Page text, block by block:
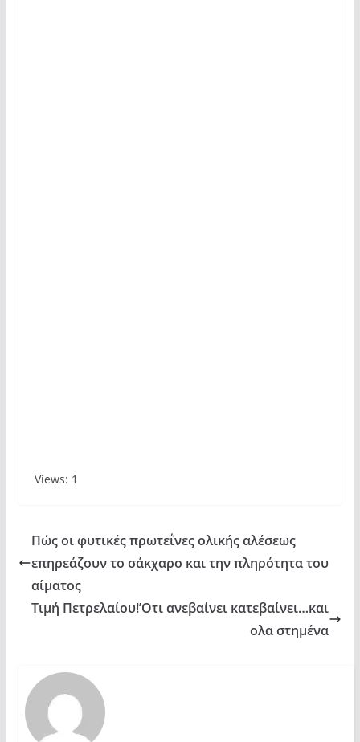
Views: 1
Πώς οι φυτικές πρωτεΐνες ολικής αλέσεως
επηρεάζουν το σάκχαρο και την πληρότητα του
αίματος
Τιμή Πετρελαίου!’Οτι ανεβαίνει κατεβαίνει…και
ολα στημένα